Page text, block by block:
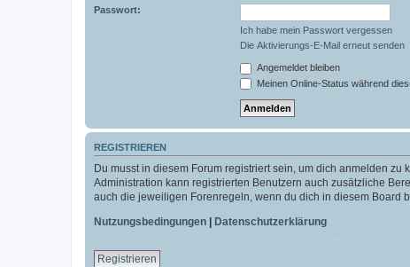
Passwort:
Ich habe mein Passwort vergessen
Die Aktivierungs-E-Mail erneut senden
Angemeldet bleiben
Meinen Online-Status während
REGISTRIEREN
Du musst in diesem Forum registriert sein, um dich anmelden
Administration kann registrierten Benutzern auch zusätzliche
auch die jeweiligen Forenregeln, wenn du dich in diesem Board
Nutzungsbedingungen | Datenschutzerklärung
Registrieren